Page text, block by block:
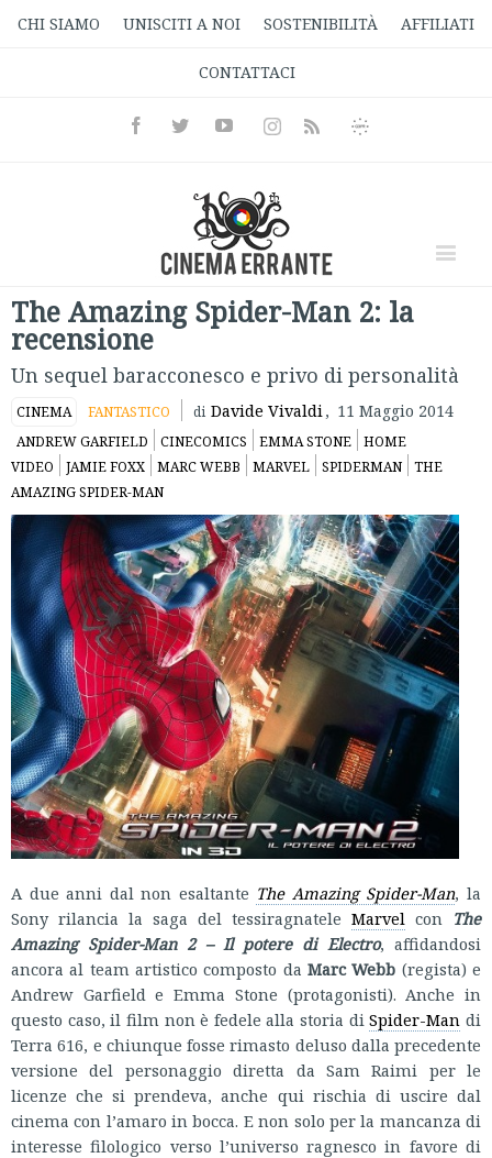
CHI SIAMO UNISCITI A NOI SOSTENIBILITÀ AFFILIATI
CONTATTACI
FacebookTwitterYoutubeInstagramRss
Informativa
The Amazing Spider-Man 2: la
recensione
Un sequel baracconesco e privo di personalità
CINEMA FANTASTICO di Davide Vivaldi, 11 Maggio 2014
ANDREW GARFIELD CINECOMICS EMMA STONE
HOME
VIDEO
JAMIE FOXX MARC WEBB MARVEL SPIDERMAN
THE
AMAZING SPIDER-MAN
A due anni dal non esaltante The Amazing Spider-Man, la
Sony rilancia la saga del tessiragnatele Marvel con The
Amazing Spider-Man 2 – Il potere di Electro, affidandosi
ancora al team artistico composto da Marc Webb (regista) e
Andrew Garfield e Emma Stone (protagonisti). Anche in
questo caso, il film non è fedele alla storia diSpider-Man di
Terra 616, e chiunque fosse rimasto deluso dalla precedente
versione del personaggio diretta da Sam Raimi per le
licenze che si prendeva, anche qui rischia di uscire dal
cinema con l’amaro in bocca. E non solo per la mancanza di
interesse filologico verso l’universo ragnesco in favore di